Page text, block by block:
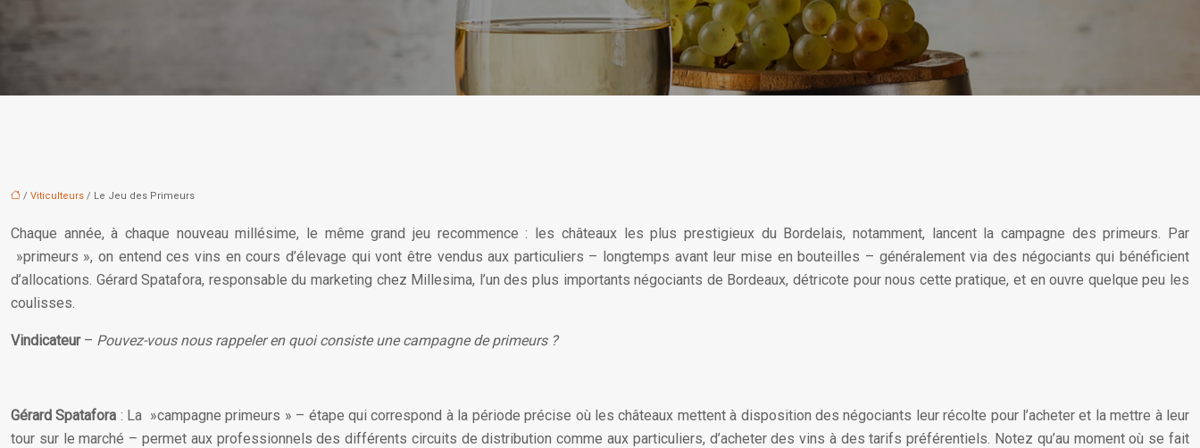
/ Viticulteurs / Le Jeu des Primeurs
Chaque année, à chaque nouveau millésime, le même grand jeu recommence : les châteaux les plus prestigieux du Bordelais, notamment, lancent la campagne des primeurs. Par
»primeurs », on entend ces vins en cours d’élevage qui vont être vendus aux particuliers – longtemps avant leur mise en bouteilles – généralement via des négociants qui bénéficient
d’allocations. Gérard Spatafora, responsable du marketing chez Millesima, l’un des plus importants négociants de Bordeaux, détricote pour nous cette pratique, et en ouvre quelque peu les
coulisses.
Vindicateur– Pouvez-vous nous rappeler en quoi consiste une campagne de primeurs ?
Gérard Spatafora : La »campagne primeurs » – étape qui correspond à la période précise où les châteaux mettent à disposition des négociants leur récolte pour l’acheter et la mettre à leur
tour sur le marché – permet aux professionnels des différents circuits de distribution comme aux particuliers, d’acheter des vins à des tarifs préférentiels. Notez qu’au moment où se fait